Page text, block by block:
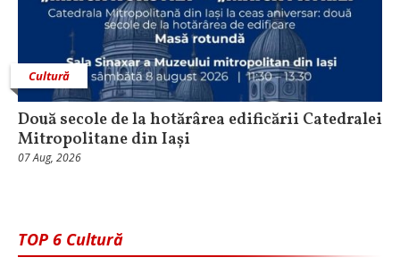
Cultură
Două secole de la hotărârea edificării Catedralei
Mitropolitane din Iași
07 Aug, 2026
TOP 6 Cultură